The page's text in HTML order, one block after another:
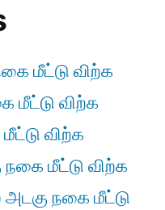
மீட்டு விற்க
மீட்டு விற்க
விற்க
நகை மீட்டு விற்க
அடகு நகை மீட்டு